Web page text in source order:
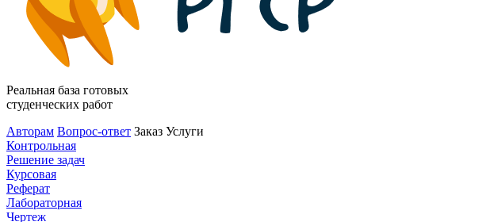
Реальная база готовых
студенческих работ
Авторам Вопрос-ответ Заказ Услуги
Контрольная
Решение задач
Курсовая
Реферат
Лабораторная
Чертеж